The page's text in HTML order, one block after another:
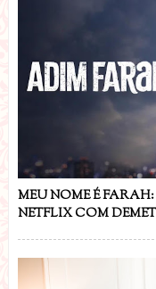
MEU NOME É
NETFLIX COM